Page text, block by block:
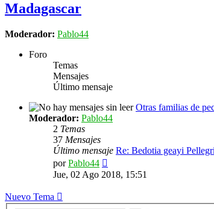
Madagascar
Moderador: Pablo44
Foro
Temas
Mensajes
Último mensaje
Otras familias de
Moderador: Pablo44
2 Temas
37 Mensajes
Último mensaje Re: Bedotia geayi
porPablo44
último
mensaje
Jue, 02 Ago 2018, 15:51
Nuevo Tema